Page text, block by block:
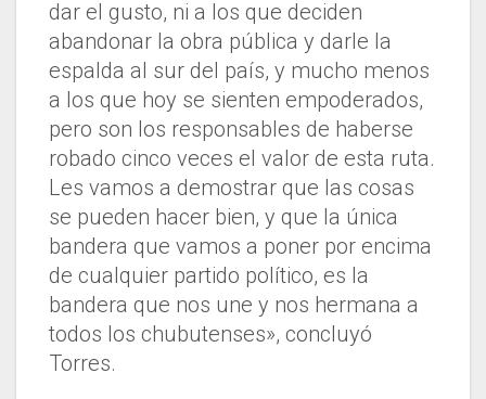
dar el gusto, ni a los que deciden
abandonar la obra pública y darle la
espalda al sur del país, y mucho menos
a los que hoy se sienten empoderados,
pero son los responsables de haberse
robado cinco veces el valor de esta ruta.
Les vamos a demostrar que las cosas
se pueden hacer bien, y que la única
bandera que vamos a poner por encima
de cualquier partido político, es la
bandera que nos une y nos hermana a
todos los chubutenses», concluyó
Torres.